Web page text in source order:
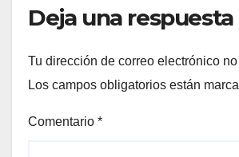
Deja una respuesta
Tu dirección de correo electrónico
Los campos obligatorios están
Comentario *